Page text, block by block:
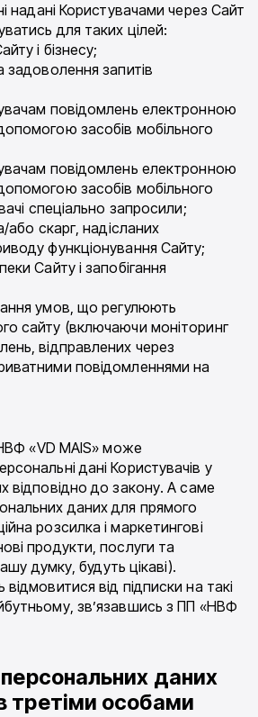
надані Користувачами через Сайт
для таких цілей:
і бізнесу;
задоволення запитів
повідомлень електронною
засобів мобільного
повідомлень електронною
засобів мобільного
спеціально запросили;
або скарг, надісланих
функціонування Сайту;
Сайту і запобігання
умов, що регулюють
сайту (включаючи моніторинг
відправлених через
повідомленнями на
«VD MAIS» може
дані Користувачів у
відповідно до закону. А саме
даних для прямого
розсилка і маркетингові
продукти, послуги та
думку, будуть цікаві).
від підписки на такі
зв’язавшись з ПП «НВФ
даних
третіми особами